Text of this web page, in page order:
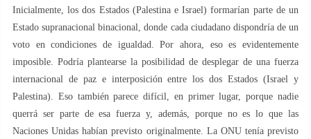
Inicialmente, los dos Estados (Palestina e Israel) formarían parte de un
Estado supranacional binacional, donde cada ciudadano dispondría de un
voto en condiciones de igualdad. Por ahora, eso es evidentemente
imposible. Podría plantearse la posibilidad de desplegar de una fuerza
internacional de paz e interposición entre los dos Estados (Israel y
Palestina). Eso también parece difícil, en primer lugar, porque nadie
querrá ser parte de esa fuerza y, además, porque no es lo que las
Naciones Unidas habían previsto originalmente. La ONU tenía previsto